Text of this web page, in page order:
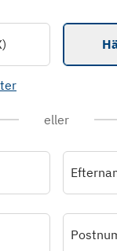
eller